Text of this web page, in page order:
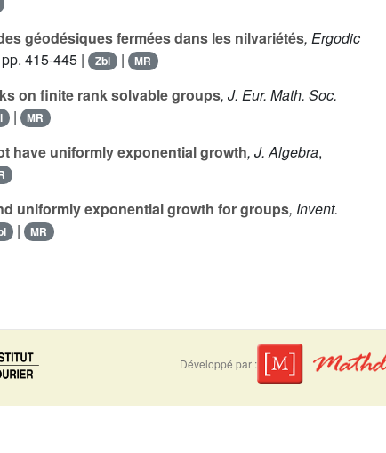
géodésiques fermées dans les nilvariétés, Ergodic
415-445 | Zbl | MR
on finite rank solvable groups, J. Eur. Math. Soc.
| MR
have uniformly exponential growth, J. Algebra,
uniformly exponential growth for groups, Invent.
| MR
Développé par :